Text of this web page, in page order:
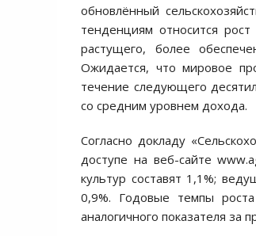
обновлённый
тенденциям относится
растущего, более
Ожидается, что мировое
течение следующего
со средним уровнем дохода.
Согласно докладу
доступе на веб-сайте
культур составят 1,1%;
0,9%. Годовые темпы
аналогичного показателя за